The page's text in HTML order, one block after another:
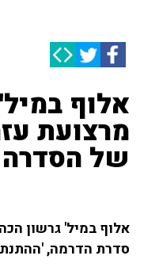
אלוף
מרצועת
של הסדרה
אלוף במיל' גרשון
סדרת הדרמה,